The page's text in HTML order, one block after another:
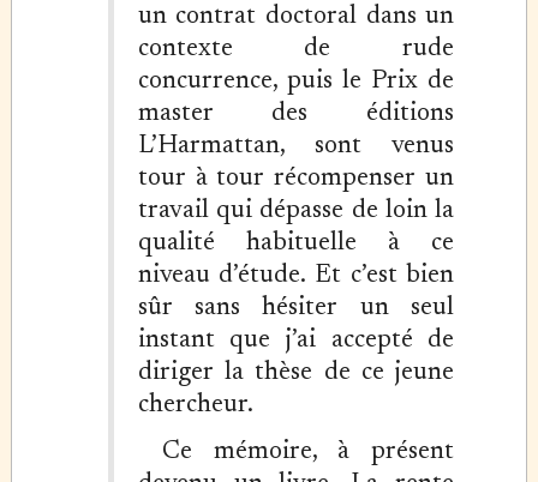
un contrat doctoral dans un
contexte de rude
concurrence, puis le Prix de
master des éditions
L’Harmattan, sont venus
tour à tour récompenser un
travail qui dépasse de loin la
qualité habituelle à ce
niveau d’étude. Et c’est bien
sûr sans hésiter un seul
instant que j’ai accepté de
diriger la thèse de ce jeune
chercheur.
Ce mémoire, à présent